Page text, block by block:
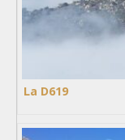
La D619